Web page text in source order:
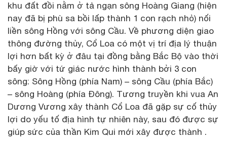
khu đất đồi nằm ở tả ngạn sông Hoàng Giang (hiện
nay đã bị phù sa bồi lấp thành 1 con rạch nhỏ) nối
liền sông Hồng với sông Cầu. Về phương diện giao
thông đường thủy, Cổ Loa có một vị trí địa lý thuận
lợi hơn bất kỳ ở đâu tại đồng bằng Bắc Bộ vào thời
bấy giờ với tứ giác nước hình thành bởi 3 con
sông: Sông Hồng (phía Nam) – sông Cầu (phía Bắc)
– sông Hoàng (phía Đông). Tương truyền khi vua An
Dương Vương xây thành Cổ Loa đã gặp sự cố thủy
lợi do yếu tố địa hình tự nhiên này, sau đó được sự
giúp sức của thần Kim Qui mới xây được thành .